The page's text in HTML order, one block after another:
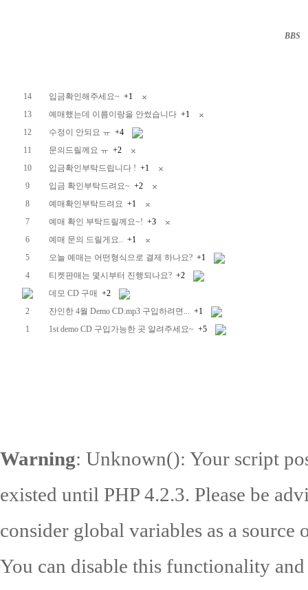
BBS
14 입금확인해주세요~ +1
13
예매했는데 이름이랑을 안썼습니다 +1
12
수정이 안되요 ㅠ +4
11
문의드릴께요 ㅠ +2
10
입금확인부탁드립니다 ! +1
9
입금 확인부탁드려요~ +2
8
예매확인부탁드려요 +1
7
예매 확인 부탁드릴께요~! +3
6
예매 문의 드릴게요.. +1
5
오늘 예매는 어떤형식으로 결제 하나요? +1
4
티켓판매는 몇시부터 진행되나요? +2
데모 CD 구매 +2
2
잔인한 4월 Demo CD.mp3 구입하려면... +1
1
1st demo CD 구입가능한 곳 알려주세요~ +5
Warning: Unknown(): Your script
existed until PHP 4.2.3. Please be
consider global variables as a source
You can disable this functionality